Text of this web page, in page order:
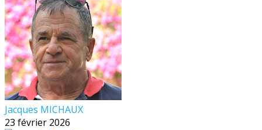
Jacques MICHAUX
23 février 2026